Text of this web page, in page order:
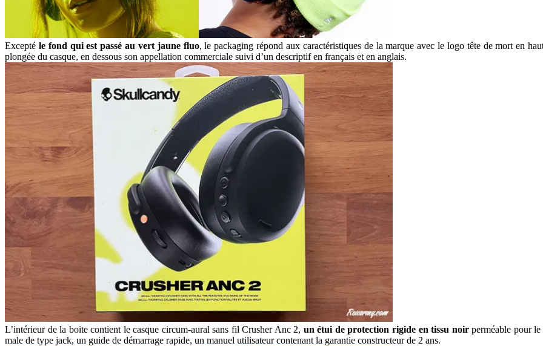
Excepté le fond qui est passé au vert jaune fluo, le packaging répond aux caractéristiques de la marque avec le logo tête de mort en
plongée du casque, en dessous son appellation commerciale suivi d’un descriptif en français et en anglais.
L’intérieur de la boite contient le casque circum-aural sans fil Crusher Anc 2, un étui de protection rigide en tissu noirperméable pour
male de type jack, un guide de démarrage rapide, un manuel utilisateur contenant la garantie constructeur de 2 ans.